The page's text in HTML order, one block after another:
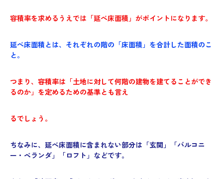
容積率を求めるうえでは「延べ床面積」がポイントになります。
延べ床面積とは、それぞれの階の「床面積」を合計した面積のこ
と。
つまり、容積率は「土地に対して何階の建物を建てることができ
るのか」を定めるための基準とも言え
るでしょう。
ちなみに、延べ床面積に含まれない部分は「玄関」「バルコニ
ー・ベランダ」「ロフト」などです。